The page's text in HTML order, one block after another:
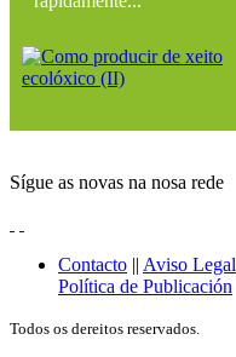
Sígue as novas na nosa rede
Contacto || Aviso Legal
Política de Publicación
Todos os dereitos reservados.